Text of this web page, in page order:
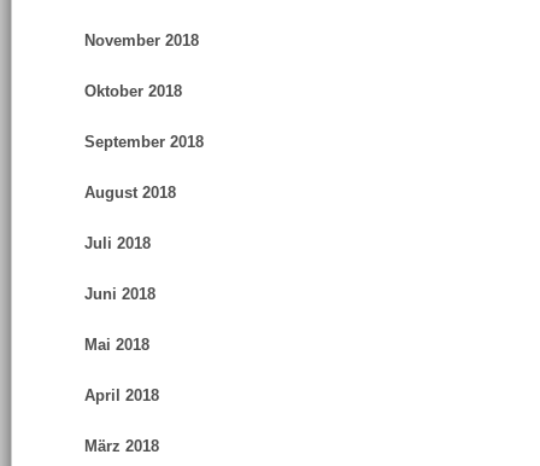
November 2018
Oktober 2018
September 2018
August 2018
Juli 2018
Juni 2018
Mai 2018
April 2018
März 2018